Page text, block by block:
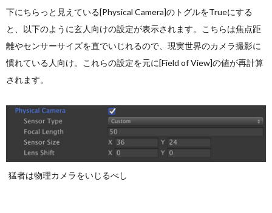
下にちらっと見えている[Physical Camera]のトグルをTrueにする
と、以下のように玄人向けの設定が表示されます。こちらは焦点距
離やセンサーサイズを直でいじれるので、現実世界のカメラ撮影に
慣れている人向け。これらの設定を元に[Field of View]の値が再計算
されます。
猛者は物理カメラをいじるべし